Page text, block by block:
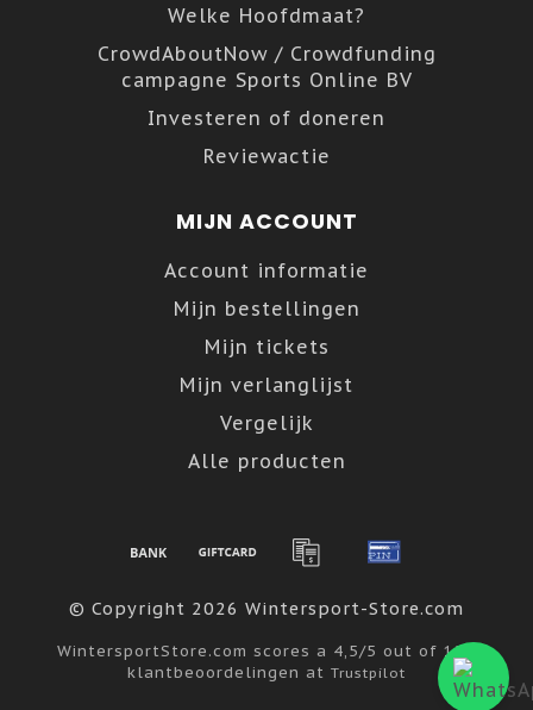
Welke Hoofdmaat?
CrowdAboutNow / Crowdfunding
campagne Sports Online BV
Investeren of doneren
Reviewactie
MIJN ACCOUNT
Account informatie
Mijn bestellingen
Mijn tickets
Mijn verlanglijst
Vergelijk
Alle producten
© Copyright 2026 Wintersport-Store.com
WintersportStore.com scores a 4,5/5 out of 122
klantbeoordelingen at Trustpilot